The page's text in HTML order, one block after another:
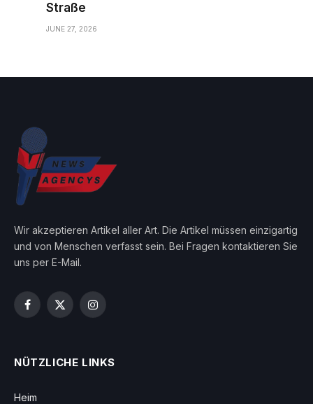
Straße
JUNE 27, 2026
Wir akzeptieren Artikel aller Art. Die Artikel müssen einzigartig
und von Menschen verfasst sein. Bei Fragen kontaktieren Sie
uns per E-Mail.
Facebook
X
Instagram
NÜTZLICHE LINKS
Heim